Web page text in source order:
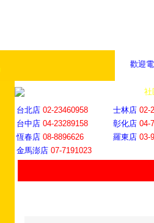
歡迎
社
台北店 02-23460958 士林店 02-
台中店 04-23289158 彰化店 04-
恆春店 08-8896626 羅東店 03-
金馬澎店 07-7191023